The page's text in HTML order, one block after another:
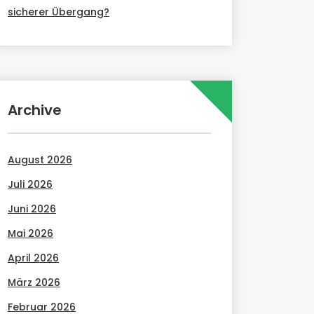
sicherer Übergang?
Archive
August 2026
Juli 2026
Juni 2026
Mai 2026
April 2026
März 2026
Februar 2026